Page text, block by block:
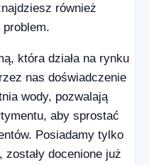
również
która działa na rynku
nas doświadczenie
wody, pozwalają
aby sprostać
Posiadamy tylko
docenione już